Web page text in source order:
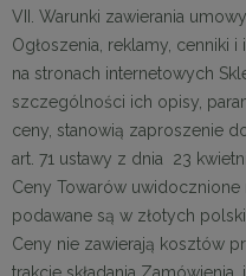
VII. Warunki zawierania
Ogłoszenia, reklamy, cenniki
na stronach internetowych
szczególności ich opisy,
ceny, stanowią zaproszenie
art. 71 ustawy z dnia 23
Ceny Towarów
podawane są w złotych
Ceny nie zawierają kosztów